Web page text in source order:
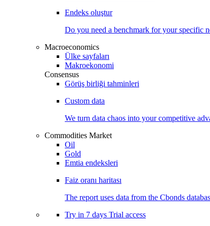
Endeks oluştur
Do you need a benchmark for your specific
Macroeconomics
Ülke sayfaları
Makroekonomi
Consensus
Görüş birliği tahminleri
Custom data
We turn data chaos into your competitive
Commodities Market
Oil
Gold
Emtia endeksleri
Faiz oranı haritası
The report uses data from the Cbonds
Try in 7 days Trial access